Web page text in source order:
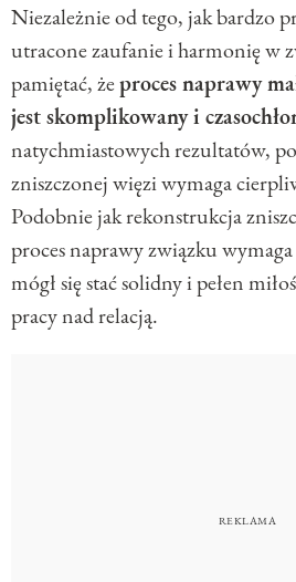
Niezależnie od tego, jak bardzo
utracone zaufanie i harmonię w
pamiętać, żeproces naprawy
jest skomplikowany i
natychmiastowych rezultatów,
zniszczonej więzi wymaga
Podobnie jak rekonstrukcja
proces naprawy związku
mógł się stać solidny i pełen
pracy nad relacją.